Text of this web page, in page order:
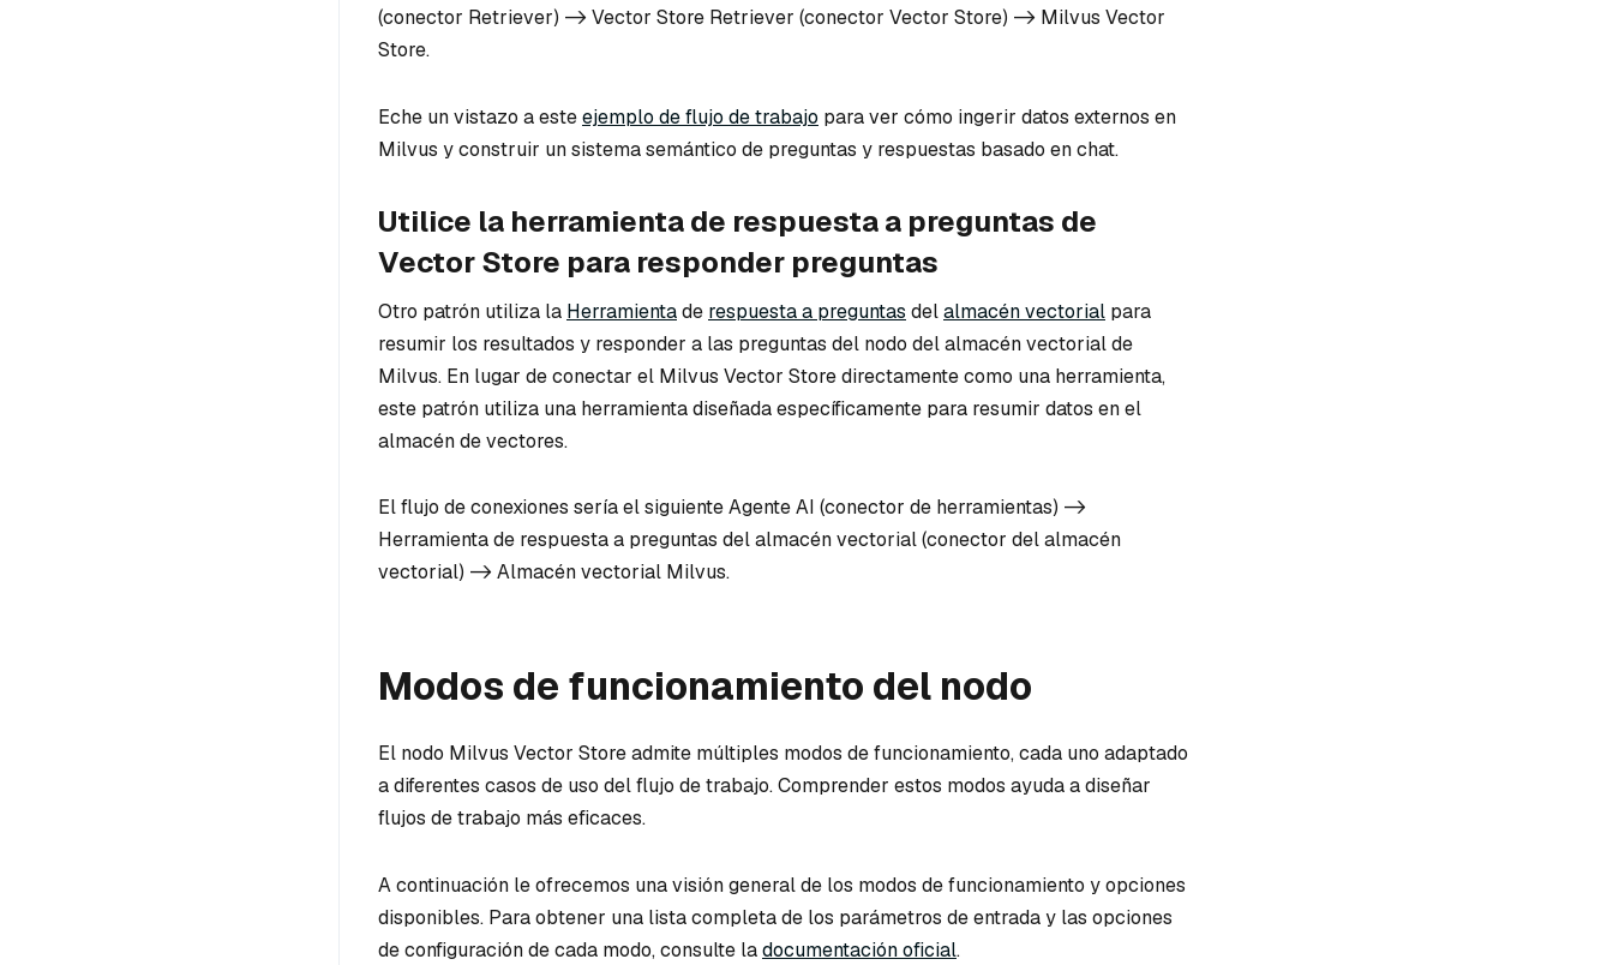
(conector Retriever) -> Vector Store Retriever (conector Vector Store) -> Milvus Vector
Store.
Eche un vistazo a esteejemplo de flujo de trabajo para ver cómo ingerir datos externos en
Milvus y construir un sistema semántico de preguntas y respuestas basado en chat.
Utilice la herramienta de respuesta a preguntas de
Vector Store para responder preguntas
Otro patrón utiliza la Herramientade respuesta a preguntas delalmacén vectorial para
resumir los resultados y responder a las preguntas del nodo del almacén vectorial de
Milvus. En lugar de conectar el Milvus Vector Store directamente como una herramienta,
este patrón utiliza una herramienta diseñada específicamente para resumir datos en el
almacén de vectores.
El flujo de conexiones sería el siguiente Agente AI (conector de herramientas) ->
Herramienta de respuesta a preguntas del almacén vectorial (conector del almacén
vectorial) -> Almacén vectorial Milvus.
Modos de funcionamiento del nodo
El nodo Milvus Vector Store admite múltiples modos de funcionamiento, cada uno adaptado
a diferentes casos de uso del flujo de trabajo. Comprender estos modos ayuda a diseñar
flujos de trabajo más eficaces.
A continuación le ofrecemos una visión general de los modos de funcionamiento y opciones
disponibles. Para obtener una lista completa de los parámetros de entrada y las opciones
de configuración de cada modo, consulte ladocumentación oficial.